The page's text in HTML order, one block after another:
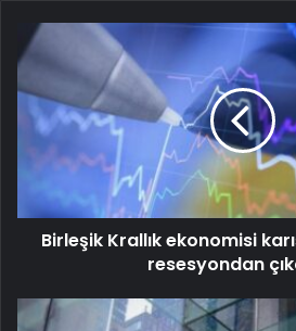
Birleşik Krallık ekonomisi
resesyondan